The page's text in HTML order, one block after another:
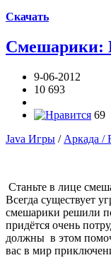
Скачать
Смешарики:
9-06-2012
10 693
69
Java Игры / Аркада /
Станьте в лице
Всегда существует
смешарики решили
придётся очень
должны в этом
вас в мир